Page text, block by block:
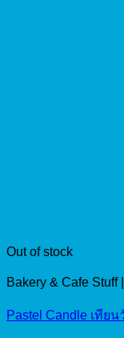
Out of stock
Bakery & Cafe Stuff
Pastel Candle เทีย